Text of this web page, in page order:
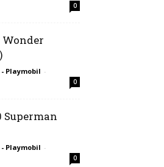
0
Wonder
Playmobil -
0
Superman
Playmobil -
0